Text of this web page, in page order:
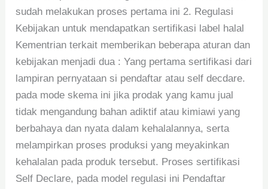
sudah melakukan proses pertama ini 2. Regulasi
Kebijakan untuk mendapatkan sertifikasi label halal
Kementrian terkait memberikan beberapa aturan dan
kebijakan menjadi dua : Yang pertama sertifikasi dari
lampiran pernyataan si pendaftar atau self decdare.
pada mode skema ini jika prodak yang kamu jual
tidak mengandung bahan adiktif atau kimiawi yang
berbahaya dan nyata dalam kehalalannya, serta
melampirkan proses produksi yang meyakinkan
kehalalan pada produk tersebut. Proses sertifikasi
Self Declare, pada model regulasi ini Pendaftar